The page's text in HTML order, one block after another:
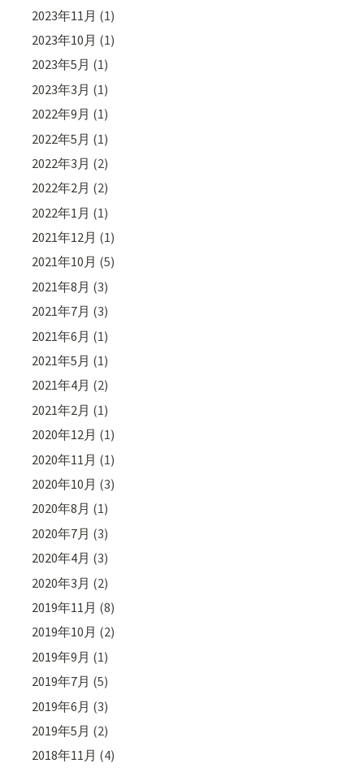
2023年11月 (1)
2023年10月 (1)
2023年5月 (1)
2023年3月 (1)
2022年9月 (1)
2022年5月 (1)
2022年3月 (2)
2022年2月 (2)
2022年1月 (1)
2021年12月 (1)
2021年10月 (5)
2021年8月 (3)
2021年7月 (3)
2021年6月 (1)
2021年5月 (1)
2021年4月 (2)
2021年2月 (1)
2020年12月 (1)
2020年11月 (1)
2020年10月 (3)
2020年8月 (1)
2020年7月 (3)
2020年4月 (3)
2020年3月 (2)
2019年11月 (8)
2019年10月 (2)
2019年9月 (1)
2019年7月 (5)
2019年6月 (3)
2019年5月 (2)
2018年11月 (4)